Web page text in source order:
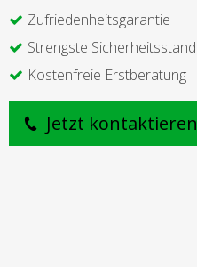
Zufriedenheitsgarantie
Strengste
Kostenfreie Erstberatung
Jetzt kontaktieren